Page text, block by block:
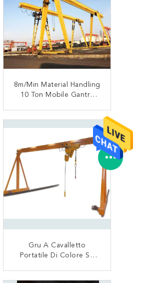
8m/Min Material Handling
10 Ton Mobile Gantry
CONTATTACI
Gru A Cavalletto
Portatile Di Colore Su
CONTATTACI